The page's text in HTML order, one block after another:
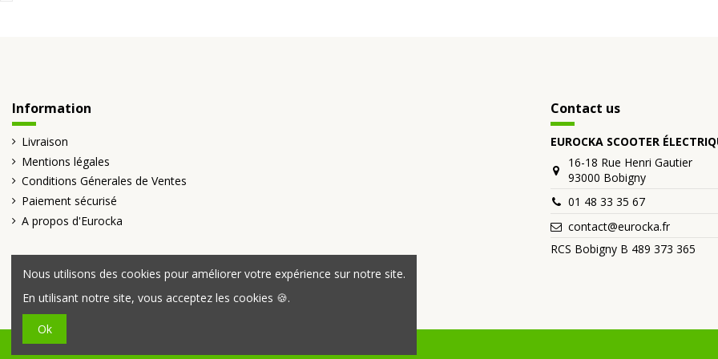
Information
Livraison
Mentions légales
Conditions Génerales de Ventes
Paiement sécurisé
A propos d'Eurocka
Contact us
EUROCKA SCOOTER
16-18 Rue Henri Gautier
93000 Bobigny
01 48 33 35 67
contact@eurocka.fr
RCS Bobigny B 489 373 365
Nous utilisons des cookies pour améliorer votre expérience sur notre site.
En utilisant notre site, vous acceptez les cookies 🍪.
Ok